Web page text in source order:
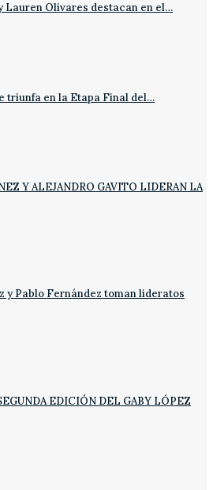
Lauren Olivares destacan en el…
triunfa en la Etapa Final del…
Y ALEJANDRO GAVITO LIDERAN LA
y Pablo Fernández toman lideratos
EDICIÓN DEL GABY LÓPEZ